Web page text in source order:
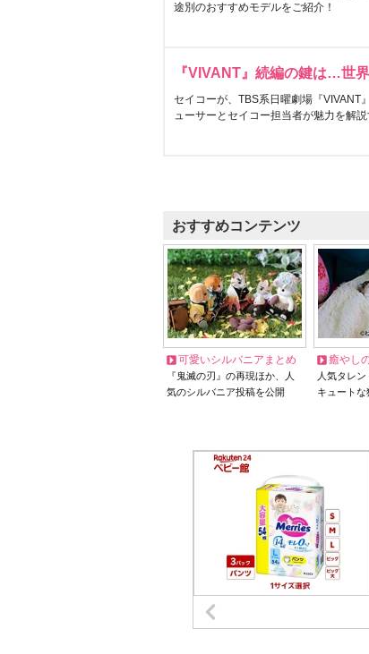
途別のおすすめモデルをご紹介！
『VIVANT』続編の鍵は…世
セイコーが、TBS系日曜劇場『VIVANT
ューサーとセイコー担当者が魅力を解説
おすすめコンテンツ
可愛いシルバニアまとめ
『鬼滅の刃』の再現ほか、人
気のシルバニア投稿を公開
癒やし
人気タレ
キュートな